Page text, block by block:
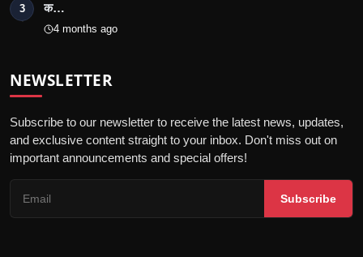
3
क…
4 months ago
NEWSLETTER
Subscribe to our newsletter to receive the latest news, updates,
and exclusive content straight to your inbox. Don't miss out on
important announcements and special offers!
Subscribe